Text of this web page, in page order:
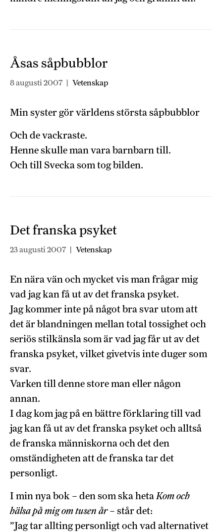
Åsas såpbubblor
8 augusti 2007 | Vetenskap
Min syster gör världens största såpbubblor
Och de vackraste.
Henne skulle man vara barnbarn till.
Och till Svecka som tog bilden.
Det franska psyket
23 augusti 2007 | Vetenskap
En nära vän och mycket vis man frågar mig
vad jag kan få ut av det franska psyket.
Jag kommer inte på något bra svar utom att
det är blandningen mellan total tossighet och
seriös stilkänsla som är vad jag får ut av det
franska psyket, vilket givetvis inte duger som
svar.
Varken till denne store man eller någon
annan.
I dag kom jag på en bättre förklaring till vad
jag kan få ut av det franska psyket och alltså
de franska människorna och det den
omständigheten att de franska tar det
personligt.
I min nya bok – den som ska hetaKom och
hälsa på mig om tusen år– står det:
”Jag tar allting personligt och vad alternativet